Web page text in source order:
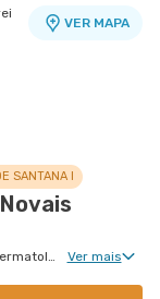
VER MAPA
SANTANA I
Dermatologia Clinica, Dermatologia Oncológica, Dermatologia Tricologia, Dermatologia Tratamento de Dermatite Atópica, Dermatologiatratamento de Urticária Crônica Ver mais